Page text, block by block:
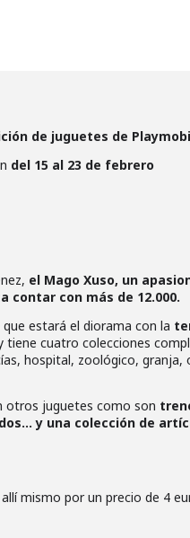
de juguetes de
del 15 al 23 de febrero
el Mago Xuso, un
contar con más de 12.000.
estará el diorama con la
cuatro colecciones
hospital, zoológico,
otros juguetes como son
y una colección de
mismo por un precio de 4